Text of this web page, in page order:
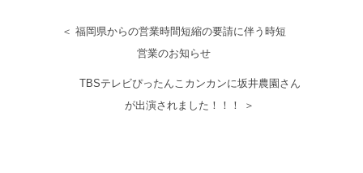
＜ 福岡県からの営業時間短縮の要請に伴う時短
営業のお知らせ
TBSテレビぴったんこカンカンに坂井農園さん
が出演されました！！！ ＞